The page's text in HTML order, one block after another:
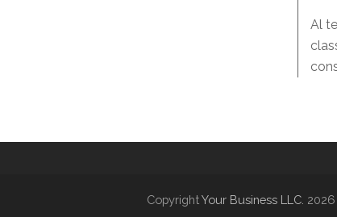
Al
CopyrightYour Business LLC.